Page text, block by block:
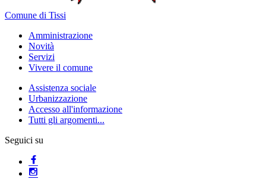
Comune di Tissi
Amministrazione
Novità
Servizi
Vivere il comune
Assistenza sociale
Urbanizzazione
Accesso all'informazione
Tutti gli argomenti...
Seguici su